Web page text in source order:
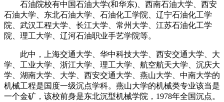
石油院校有中国石油大学(和华东)、西南石油大学、西安
石油大学、东北石油大学、石油化工学院、辽宁石油化工学
院、武汉工程大学、长江大学、常州大学、江苏石油化工学
院、理工大学、辽河石油职业手艺学院等。
此中，上海交通大学、华中科技大学、西安交通大学、大
学、工业大学、浙江大学、理工大学、航空航天大学、沉庆大
学、湖南大学、大学、西安交通大学、燕山大学、中南大学的
机械工程是国度一级沉点学科。燕山大学的机械类专业该当是
一个金矿，该校前身是东北沉型机械学院，1978年全国沉点。